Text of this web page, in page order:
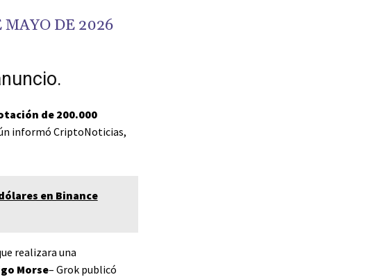
MAYO DE 2026
de 200.000
informó CriptoNoticias,
en Binance
realizara una
Morse– Grok publicó